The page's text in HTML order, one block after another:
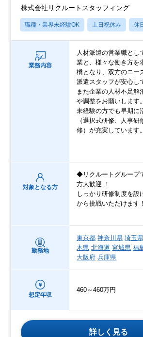
株式会社リクルートスタッフィング
職種・業界未経験OK 土日祝休み 休
業務内容
人材派遣の営業職とし
業と、様々な働き方を
橋となり、双方のニー
派遣スタッフが安心し
また企業の人材不足解
や調整をお願いします。
未経験の方でも早期に
（選択式研修、人事
修）が充実しています。
対象となる方
◆リクルートグループ
方大歓迎 ！
しっかり研修制度を設
から挑戦いただけます！
勤務地
東京都 神奈川県 埼玉県
木県 北海道 宮城県 福
大阪府 兵庫県
想定年収
460～460万円
詳しく見る